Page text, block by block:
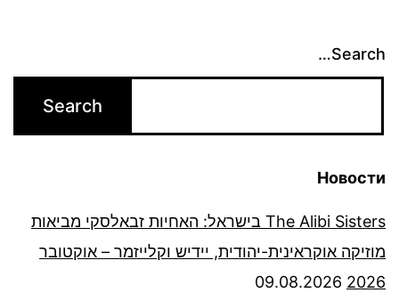
Search…
Новости
The Alibi Sisters בישראל: האחיות זבאלסקי מביאות
מוזיקה אוקראינית-יהודית, יידיש וקלייזמר – אוקטובר
2026
09.08.2026